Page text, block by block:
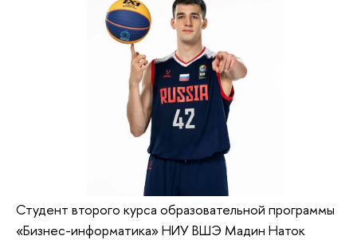
Студент второго курса образовательной программы
«Бизнес-информатика» НИУ ВШЭ Мадин Наток